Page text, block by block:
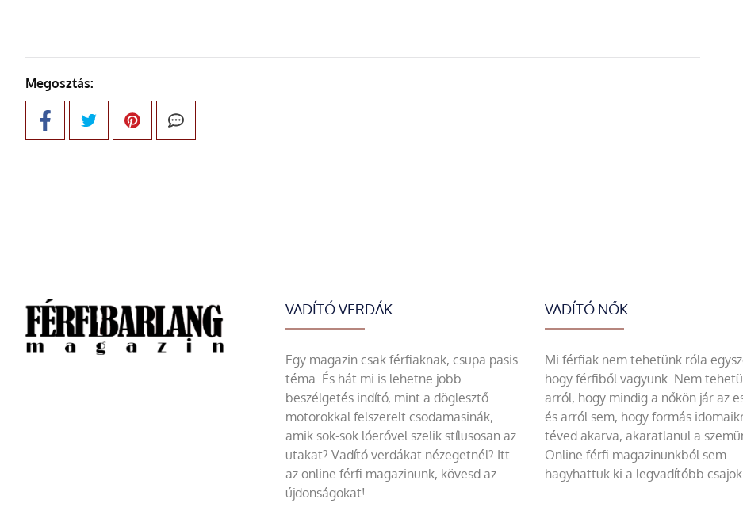
Megosztás:
VADÍTÓ VERDÁK
Egy magazin csak férfiaknak, csupa pasis
téma. És hát mi is lehetne jobb
beszélgetés indító, mint a döglesztő
motorokkal felszerelt csodamasinák,
amik sok-sok lóerővel szelik stílusosan az
utakat? Vadító verdákat nézegetnél? Itt
az online férfi magazinunk, kövesd az
újdonságokat!
VADÍTÓ NŐK
Mi férfiak nem tehetünk róla
hogy férfiből vagyunk. Nem
arról, hogy mindig a nőkön jár az
és arról sem, hogy formás
téved akarva, akaratlanul a
Online férfi magazinunkból sem
hagyhattuk ki a legvadítóbb